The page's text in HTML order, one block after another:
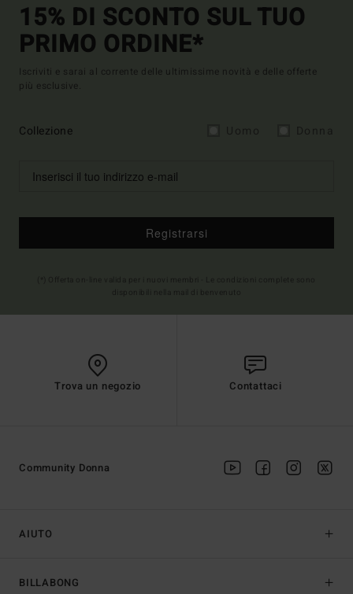
15% DI SCONTO SUL TUO
PRIMO ORDINE*
Iscriviti e sarai al corrente delle ultimissime novità e delle offerte
più esclusive.
Collezione
Registrarsi
Trova un negozio Contattaci
AIUTO
BILLABONG
Community Donna